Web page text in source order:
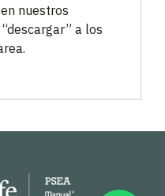
nuestros
a los